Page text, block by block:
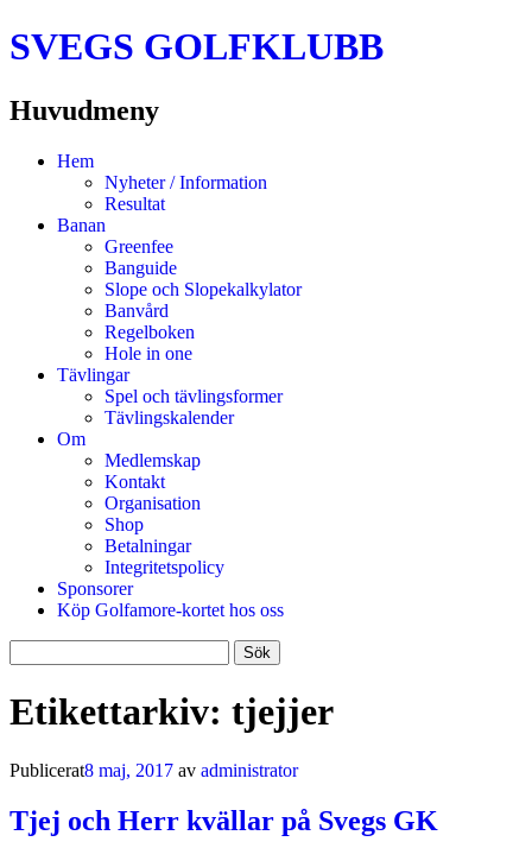
SVEGS GOLFKLUBB
Huvudmeny
HoppaHem
Nyheter / Information
Resultat
Banan
Greenfee
Banguide
Slope och Slopekalkylator
Banvård
Regelboken
Hole in one
Tävlingar
Spel och tävlingsformer
Tävlingskalender
Om
Medlemskap
Kontakt
Organisation
Shop
Betalningar
Integritetspolicy
Sponsorer
Köp Golfamore-kortet hos oss
efter:
Etikettarkiv: tjejjer
Publicerat8 maj, 2017 av administrator
Tjej och Herr kvällar på Svegs GK